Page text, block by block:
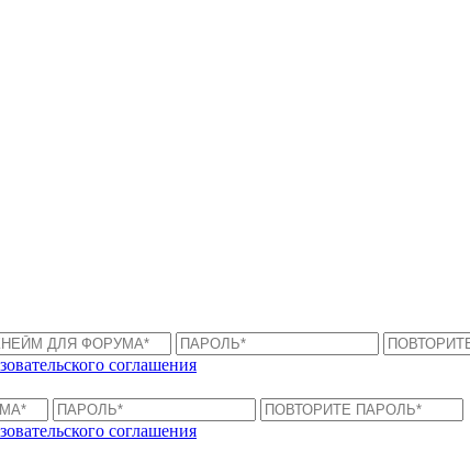
соглашения
соглашения